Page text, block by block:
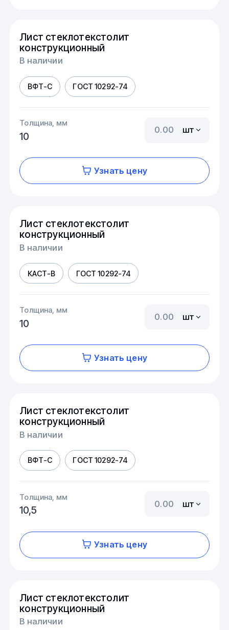
Лист стеклотекстолит
конструкционный
В наличии
ВФТ-С ГОСТ 10292-74
Толщина, мм
10
шт
Узнать цену
Лист стеклотекстолит
конструкционный
В наличии
КАСТ-В ГОСТ 10292-74
Толщина, мм
10
шт
Узнать цену
Лист стеклотекстолит
конструкционный
В наличии
ВФТ-С ГОСТ 10292-74
Толщина, мм
10,5
шт
Узнать цену
Лист стеклотекстолит
конструкционный
В наличии